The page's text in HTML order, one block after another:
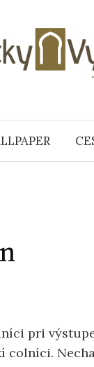
pri
colníci.